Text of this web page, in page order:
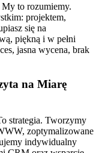
to rozumiemy.
projektem,
się na
piękną i w pełni
jasna wycena, brak
na Miarę
strategia. Tworzymy
zoptymalizowane
indywidualny